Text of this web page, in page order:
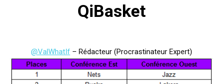
QiBasket
@ValWhatIf – Rédacteur (Procrastinateur Expert)